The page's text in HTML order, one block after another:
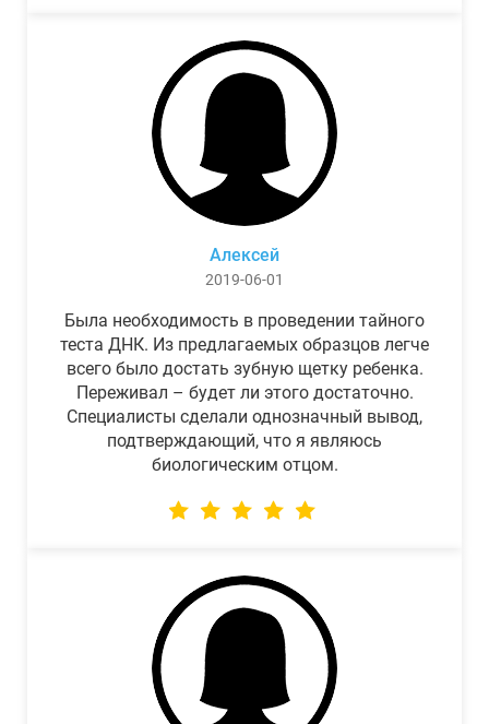
Алексей
2019-06-01
Была необходимость в проведении тайного
теста ДНК. Из предлагаемых образцов легче
всего было достать зубную щетку ребенка.
Переживал – будет ли этого достаточно.
Специалисты сделали однозначный вывод,
подтверждающий, что я являюсь
биологическим отцом.